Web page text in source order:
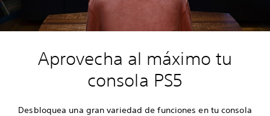
Aprovecha al máximo tu
consola PS5
Desbloquea una gran variedad de funciones en tu consola